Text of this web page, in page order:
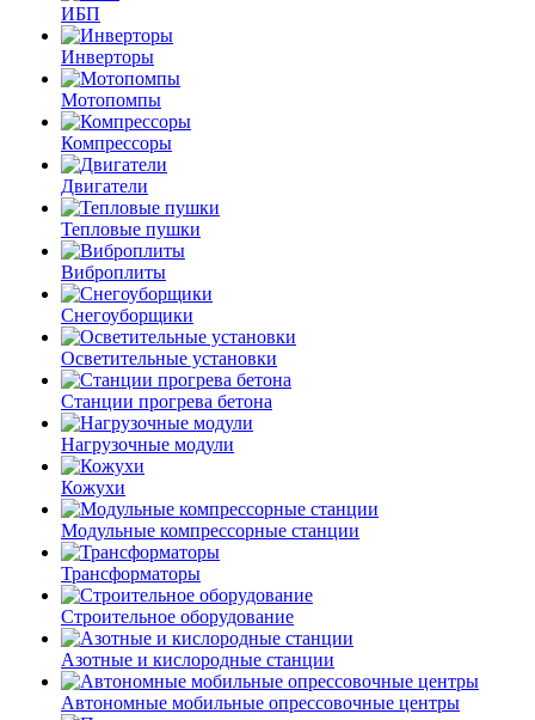
ИБП
Инверторы
Мотопомпы
Компрессоры
Двигатели
Тепловые пушки
Виброплиты
Снегоуборщики
Осветительные установки
Станции прогрева бетона
Нагрузочные модули
Кожухи
Модульные компрессорные станции
Трансформаторы
Строительное оборудование
Азотные и кислородные станции
Автономные мобильные опрессовочные центры